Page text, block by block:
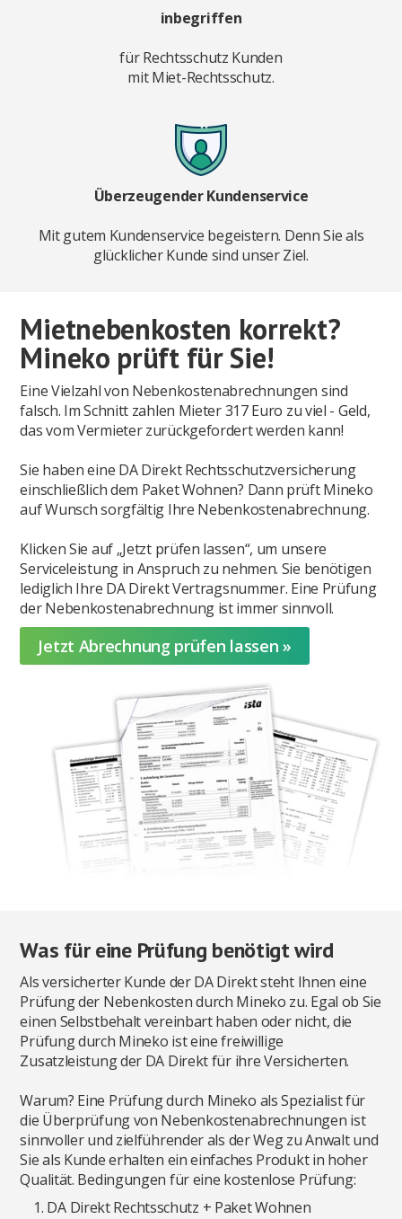
inbegriffen
für Rechtsschutz Kunden
mit Miet-Rechtsschutz.
Überzeugender Kundenservice
Mit gutem Kundenservice begeistern. Denn Sie als
glücklicher Kunde sind unser Ziel.
Mietnebenkosten korrekt?
Mineko prüft für Sie!
Eine Vielzahl von Nebenkostenabrechnungen sind
falsch. Im Schnitt zahlen Mieter 317 Euro zu viel - Geld,
das vom Vermieter zurückgefordert werden kann!
Sie haben eine DA Direkt Rechtsschutzversicherung
einschließlich dem Paket Wohnen? Dann prüft Mineko
auf Wunsch sorgfältig Ihre Nebenkostenabrechnung.
Klicken Sie auf „Jetzt prüfen lassen“, um unsere
Serviceleistung in Anspruch zu nehmen. Sie benötigen
lediglich Ihre DA Direkt Vertragsnummer. Eine Prüfung
der Nebenkostenabrechnung ist immer sinnvoll.
Jetzt Abrechnung prüfen lassen »
Was für eine Prüfung benötigt wird
Als versicherter Kunde der DA Direkt steht Ihnen eine
Prüfung der Nebenkosten durch Mineko zu. Egal ob Sie
einen Selbstbehalt vereinbart haben oder nicht, die
Prüfung durch Mineko ist eine freiwillige
Zusatzleistung der DA Direkt für ihre Versicherten.
Warum? Eine Prüfung durch Mineko als Spezialist für
die Überprüfung von Nebenkostenabrechnungen ist
sinnvoller und zielführender als der Weg zu Anwalt und
Sie als Kunde erhalten ein einfaches Produkt in hoher
Qualität. Bedingungen für eine kostenlose Prüfung:
DA Direkt Rechtsschutz + Paket Wohnen